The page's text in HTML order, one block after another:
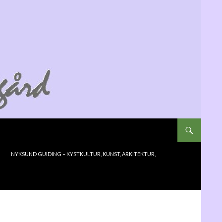
NYKSUND GUIDING – KYSTKULTUR, KUNST, ARKITEKTUR,